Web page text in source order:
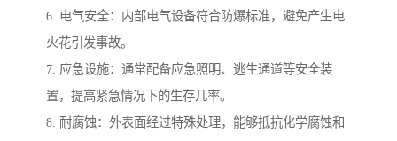
6. 电气安全：内部电气设备符合防爆标准，避免产生电
火花引发事故。
7. 应急设施：通常配备应急照明、逃生通道等安全装
置，提高紧急情况下的生存几率。
8. 耐腐蚀：外表面经过特殊处理，能够抵抗化学腐蚀和